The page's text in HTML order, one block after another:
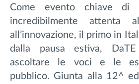
Come evento chiave di
incredibilmente attenta
all’innovazione, il primo in
dalla pausa estiva,
ascoltare le voci e le
pubblico. Giunta alla 12^